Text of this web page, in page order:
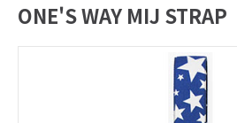
ONE'S WAY MIJ STRAP